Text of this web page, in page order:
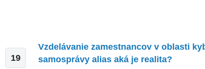
19
Vzdelávanie zamestnancov v oblasti
samosprávy alias aká je realita?